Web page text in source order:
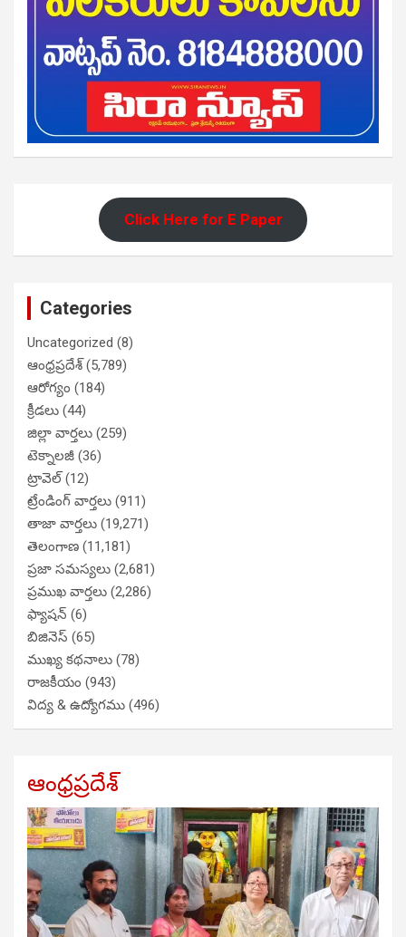
Click Here for E Paper
Categories
Uncategorized (8)
ఆంధ్రప్రదేశ్(5,789)
ఆరోగ్యం (184)
క్రీడలు (44)
జిల్లా వార్తలు (259)
టెక్నాలజీ (36)
ట్రావెల్(12)
ట్రేండింగ్ వార్తలు (911)
తాజా వార్తలు (19,271)
తెలంగాణ (11,181)
ప్రజా సమస్యలు (2,681)
ప్రముఖ వార్తలు (2,286)
ఫ్యాషన్ (6)
బిజినెస్ (65)
ముఖ్య కథనాలు (78)
రాజకీయం (943)
విద్య & ఉద్యోగము (496)
ఆంధ్రప్రదేశ్